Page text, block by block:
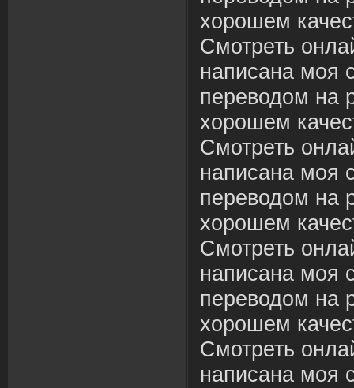
хорошем
Смотреть
написана моя
переводом на
хорошем
Смотреть
написана моя
переводом на
хорошем
Смотреть
написана моя
переводом на
хорошем
Смотреть
написана моя